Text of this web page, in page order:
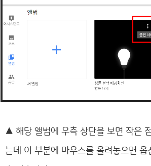
▲ 해당 앨범에 우측 상단을 보면 작은
는데 이 부분에 마우스를 올려놓으면 옵